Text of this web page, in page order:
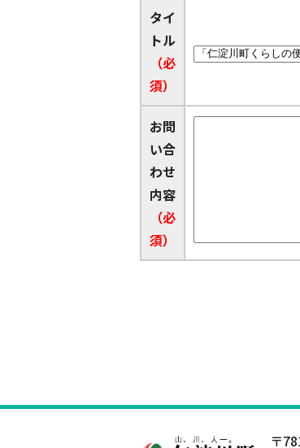
タイ
トル
（必
須）
お問
い合
わせ
内容
（必
須）
〒